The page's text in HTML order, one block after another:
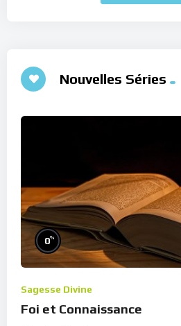
Nouvelles Séries
0%
Sagesse Divine
Foi et Connaissance